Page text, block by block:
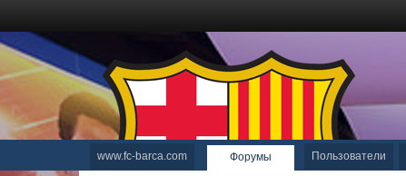
www.fc-barca.com Форумы Пользователи